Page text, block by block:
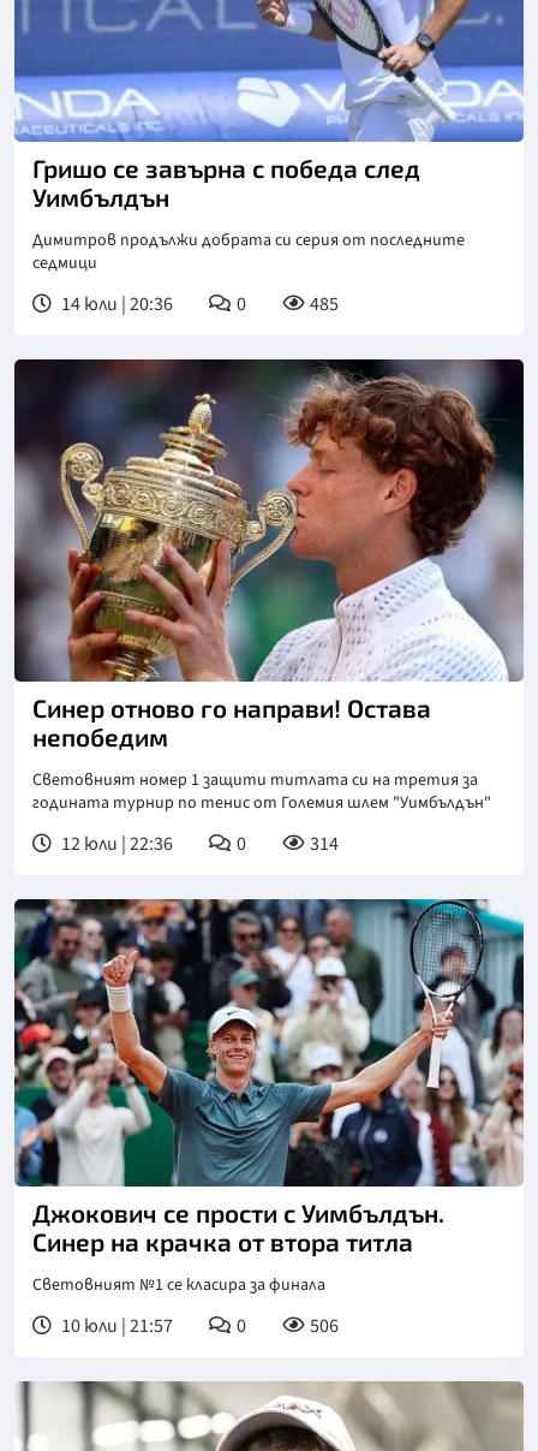
Снимка: БГНЕС
Гришо се завърна с победа след
Уимбълдън
Димитров продължи добрата си серия от последните
седмици
14 юли | 20:36 0 485
Снимка: БГНЕС
Синер отново го направи! Остава
непобедим
Световният номер 1 защити титлата си на третия за
годината турнир по тенис от Големия шлем "Уимбълдън"
12 юли | 22:36 0 314
Джокович се прости с Уимбълдън.
Синер на крачка от втора титла
Световният №1 се класира за финала
10 юли | 21:57 0 506